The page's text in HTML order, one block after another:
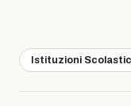
Istituzioni